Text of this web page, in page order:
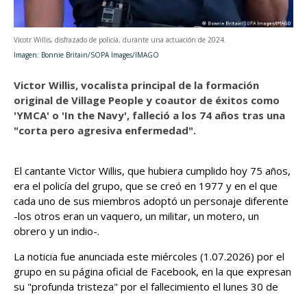
Vicotr Willis, disfrazado de policía, durante una actuación de 2024.
Imagen: Bonnie Britain/SOPA Images/IMAGO
Victor Willis, vocalista principal de la formación
original de Village People y coautor de éxitos como
'YMCA' o 'In the Navy', falleció a los 74 años tras una
"corta pero agresiva enfermedad".
El cantante Victor Willis, que hubiera cumplido hoy 75 años,
era el policía del grupo, que se creó en 1977 y en el que
cada uno de sus miembros adoptó un personaje diferente
-los otros eran un vaquero, un militar, un motero, un
obrero y un indio-.
La noticia fue anunciada este miércoles (1.07.2026) por el
grupo en su página oficial de Facebook, en la que expresan
su "profunda tristeza" por el fallecimiento el lunes 30 de